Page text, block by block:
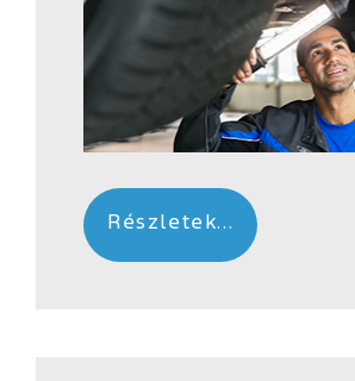
Részletek...